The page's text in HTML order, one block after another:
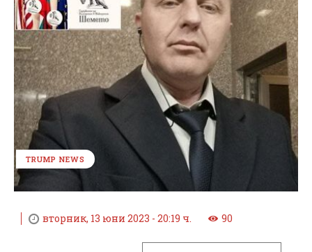
TRUMP NEWS
вторник, 13 юни 2023 - 20:19 ч. 90